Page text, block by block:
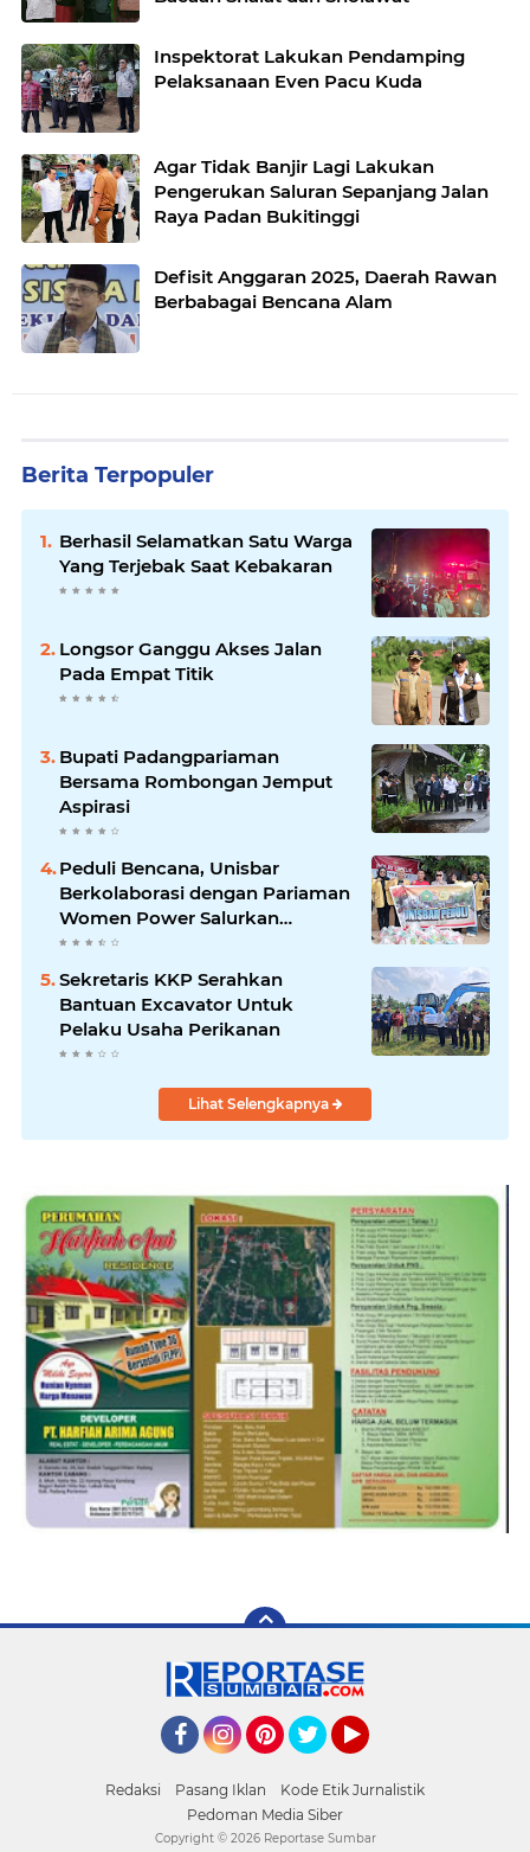
Inspektorat Lakukan Pendamping
Pelaksanaan Even Pacu Kuda
Agar Tidak Banjir Lagi Lakukan
Pengerukan Saluran Sepanjang Jalan
Raya Padan Bukitinggi
Defisit Anggaran 2025, Daerah Rawan
Berbabagai Bencana Alam
Berita Terpopuler
Berhasil Selamatkan Satu Warga
Yang Terjebak Saat Kebakaran
Longsor Ganggu Akses Jalan
Pada Empat Titik
Bupati Padangpariaman
Bersama Rombongan Jemput
Aspirasi
Peduli Bencana, Unisbar
Berkolaborasi dengan Pariaman
Women Power Salurkan
Bantuan untuk Korban Banjir di
Padang
Sekretaris KKP Serahkan
Bantuan Excavator Untuk
Pelaku Usaha Perikanan
Lihat Selengkapnya
Redaksi Pasang Iklan
Kode Etik Jurnalistik
Pedoman Media Siber
Copyright © 2026 Reportase Sumbar